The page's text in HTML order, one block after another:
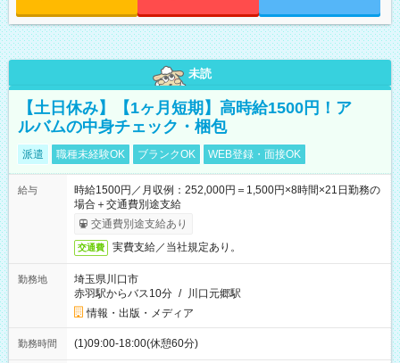
未読
【土日休み】【1ヶ月短期】高時給1500円！ア
ルバムの中身チェック・梱包
派遣 職種未経験OK ブランクOK WEB登録・面接OK
給与
時給1500円／月収例：252,000円＝1,500円×8時間×21日勤務の
場合＋交通費別途支給
交通費別途支給あり
交通費 実費支給／当社規定あり。
勤務地
埼玉県川口市
赤羽駅からバス10分 / 川口元郷駅
情報・出版・メディア
勤務時間 (1)09:00-18:00(休憩60分)